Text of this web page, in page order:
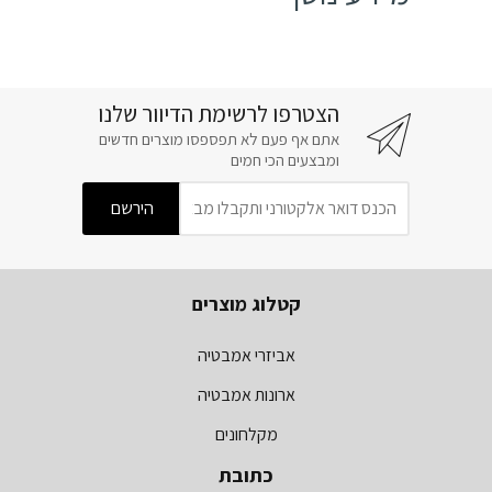
הצטרפו לרשימת הדיוור שלנו
אתם אף פעם לא תפספסו מוצרים חדשים
ומבצעים הכי חמים
קטלוג מוצרים
אביזרי אמבטיה
ארונות אמבטיה
מקלחונים
כתובת